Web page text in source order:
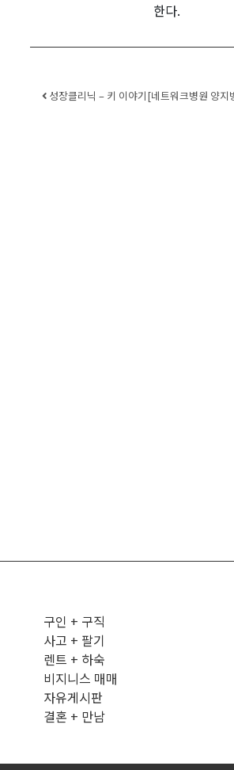
한다.
Post navigation
성장클리닉 – 키 이야기[네트워크병원 양지
구인 + 구직
사고 + 팔기
렌트 + 하숙
비지니스 매매
자유게시판
결혼 + 만남